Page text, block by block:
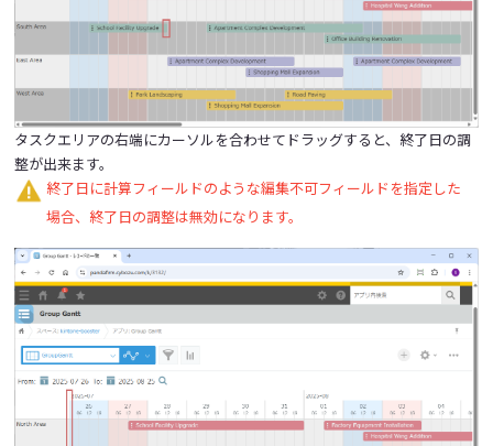
タスクエリアの右端にカーソルを合わせてドラッグすると、終了日の調
整が出来ます。
終了日に計算フィールドのような編集不可フィールドを指定した
場合、終了日の調整は無効になります。